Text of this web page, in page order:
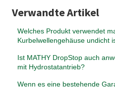
Verwandte Artikel
Welches Produkt verwendet
Kurbelwellengehäuse undicht
Ist MATHY DropStop auch
mit Hydrostatantrieb?
Wenn es eine bestehende